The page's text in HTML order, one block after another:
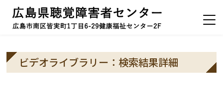
ビデオライブラリー：検索結果詳細